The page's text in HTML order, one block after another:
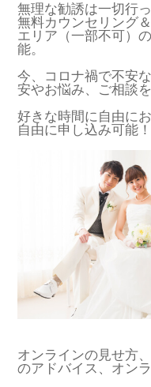
無理な勧誘は一切行
無料カウンセリング
エリア（一部不可）
能。
今、コロナ禍で不安
安やお悩み、ご相談
好きな時間に自由に
自由に申し込み可能
オンラインの見せ方
のアドバイス、オン